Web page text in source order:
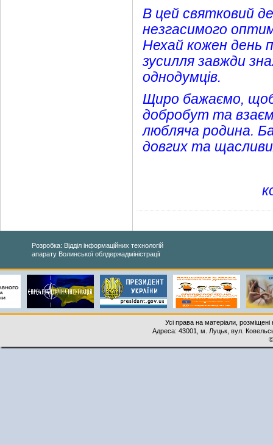
В цей святковий
незгасимого
Нехай кожен день
зусилля завжди
однодумців.
Щиро бажаємо,
добробут та
любляча родина.
довгих та
Розробка: Відділ інформаційних технологій
апарату Волинської облдержадміністрації
Усі права на матеріали,
Адреса: 43001, м. Луцьк, вул.